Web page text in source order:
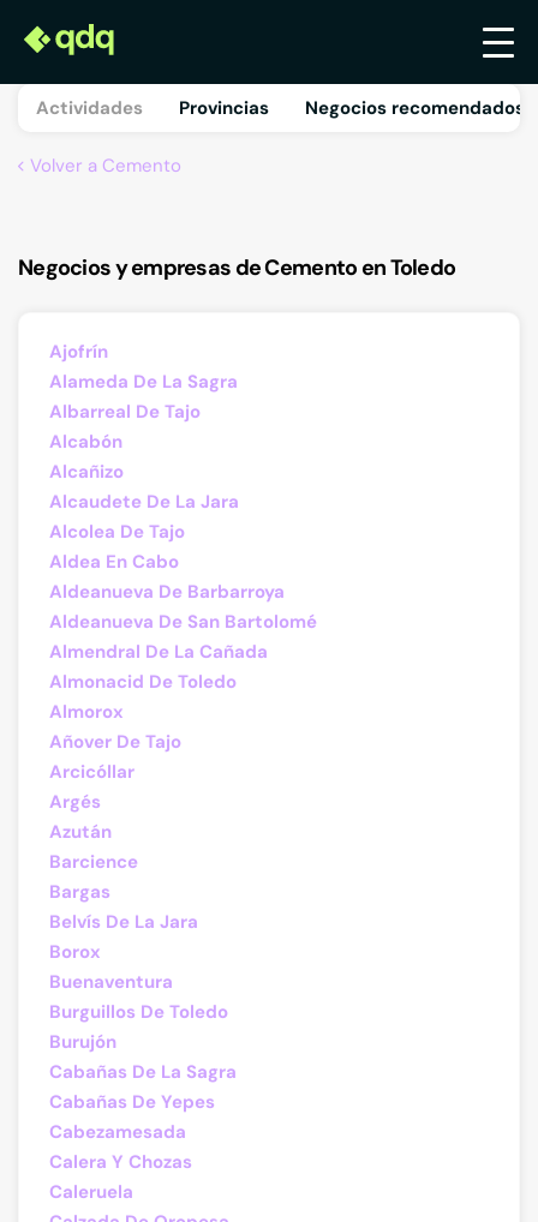
Actividades Provincias Negocios recomendados
Volver a Cemento
Negocios y empresas de Cemento en Toledo
Ajofrín
Alameda De La Sagra
Albarreal De Tajo
Alcabón
Alcañizo
Alcaudete De La Jara
Alcolea De Tajo
Aldea En Cabo
Aldeanueva De Barbarroya
Aldeanueva De San Bartolomé
Almendral De La Cañada
Almonacid De Toledo
Almorox
Añover De Tajo
Arcicóllar
Argés
Azután
Barcience
Bargas
Belvís De La Jara
Borox
Buenaventura
Burguillos De Toledo
Burujón
Cabañas De La Sagra
Cabañas De Yepes
Cabezamesada
Calera Y Chozas
Caleruela